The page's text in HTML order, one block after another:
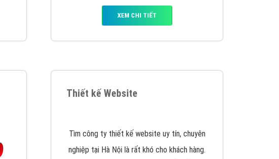
XEM CHI TIẾT
Thiết kế Website